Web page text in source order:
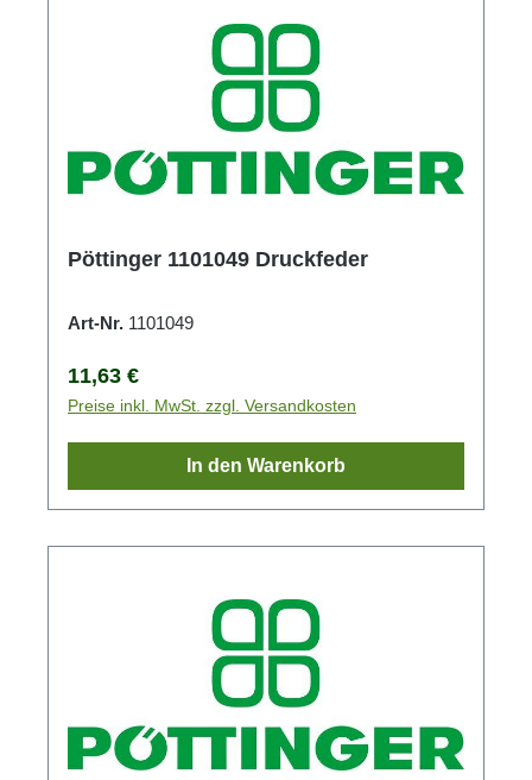
Pöttinger 1101049 Druckfeder
Art-Nr. 1101049
Regulärer Preis:
11,63 €
Preise inkl. MwSt. zzgl. Versandkosten
In den Warenkorb